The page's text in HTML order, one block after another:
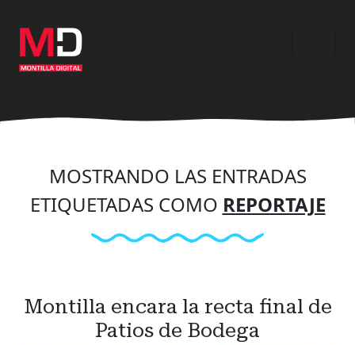
contenido
principal
MOSTRANDO LAS ENTRADAS
ETIQUETADAS COMO REPORTAJE
Montilla encara la recta final de
Patios de Bodega